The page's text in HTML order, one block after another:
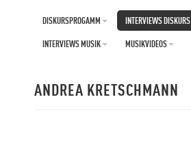
DISKURSPROGAMM INTERVIEWS DISKURS
INTERVIEWS MUSIK MUSIKVIDEOS
ANDREA KRETSCHMANN